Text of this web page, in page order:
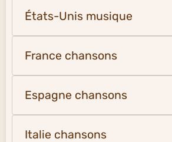
États-Unis musique
France chansons
Espagne chansons
Italie chansons